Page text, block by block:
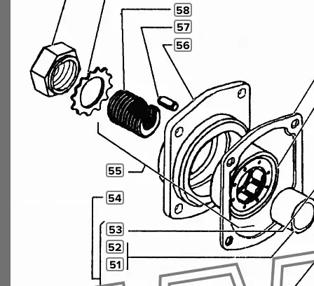
51
52
53
54
55
56
57
58